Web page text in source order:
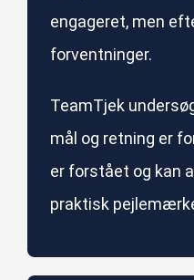
engageret, men
forventninger.
TeamTjek
mål og retning er
er forstået og kan
praktisk